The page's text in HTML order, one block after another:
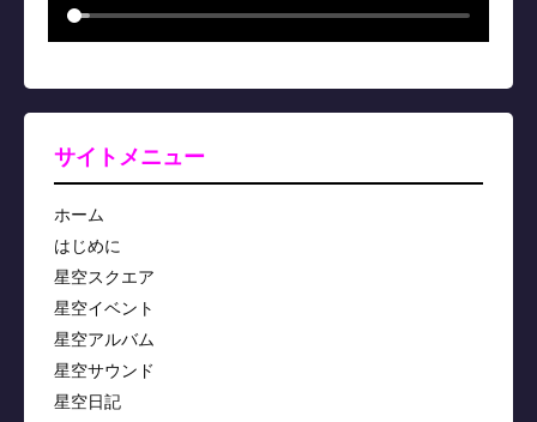
サイトメニュー
ホーム
はじめに
星空スクエア
星空イベント
星空アルバム
星空サウンド
星空日記